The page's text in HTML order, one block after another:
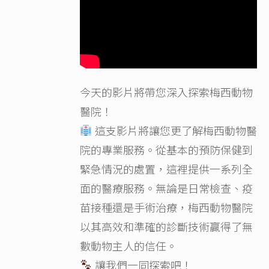
今天的影片將帶您深入探索梅西動物
醫院！
這支影片將讓您更了解梅西動物醫
院的專業服務。從基本的預防保健到
緊急情況的處置，這裡提供一系列全
面的醫療服務。無論是日常檢查、疫
苗接種還是手術治療，梅西動物醫院
以其高效和準確的診斷技術贏得了無
數動物主人的信任。
讓我們一同探索吧！